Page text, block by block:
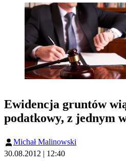
Ewidencja gruntów
podatkowy, z jednym
Michał Malinowski
30.08.2012 | 12:40